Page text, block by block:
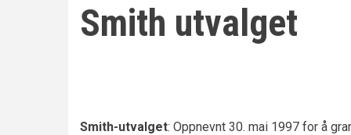
Smith utvalget
Smith-utvalget: Oppnevnt 30. mai 1997 for å